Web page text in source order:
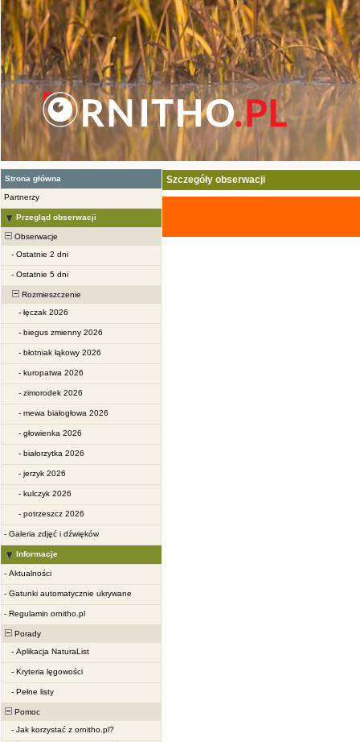
Strona główna
Partnerzy
Przegląd obserwacji
Obserwacje
- Ostatnie 2 dni
- Ostatnie 5 dni
Rozmieszczenie
- łęczak 2026
- biegus zmienny 2026
- błotniak łąkowy 2026
- kuropatwa 2026
- zimorodek 2026
- mewa białogłowa 2026
- głowienka 2026
- białorzytka 2026
- jerzyk 2026
- kulczyk 2026
- potrzeszcz 2026
- Galeria zdjęć i dźwięków
Informacje
- Aktualności
- Gatunki automatycznie ukrywane
- Regulamin ornitho.pl
Porady
- Aplikacja NaturaList
- Kryteria lęgowości
- Pełne listy
Pomoc
- Jak korzystać z ornitho.pl?
Szczegóły obserwacji